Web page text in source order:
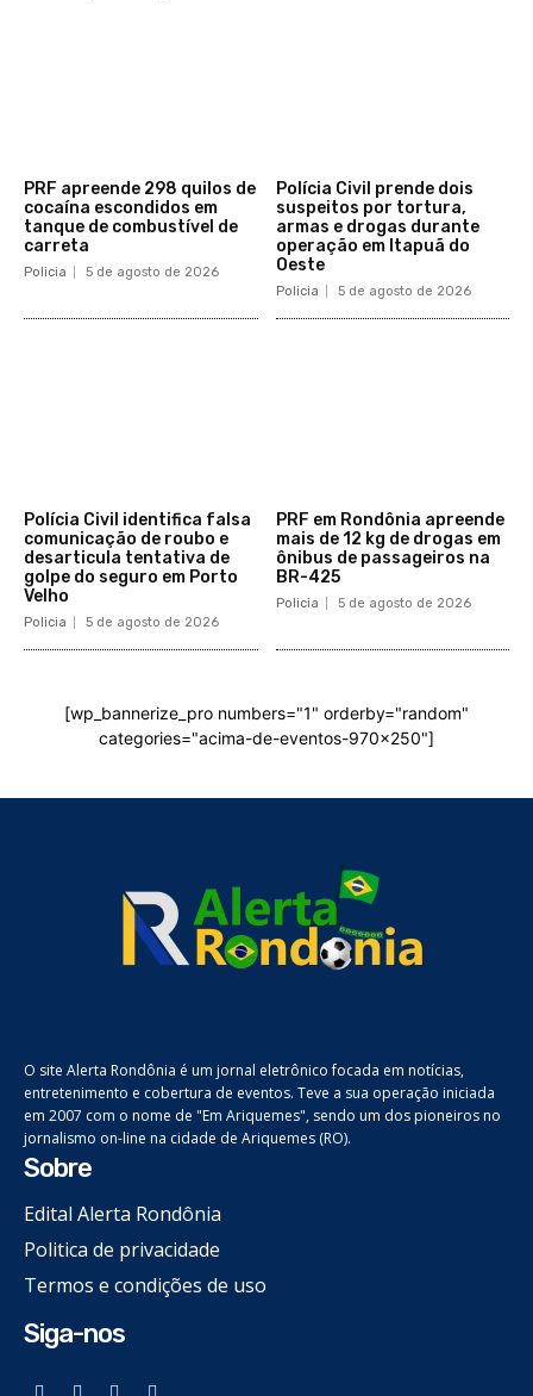
PRF apreende 298 quilos de
cocaína escondidos em
tanque de combustível de
carreta
Policia 5 de agosto de 2026
Polícia Civil prende dois
suspeitos por tortura,
armas e drogas durante
operação em Itapuã do
Oeste
Policia 5 de agosto de 2026
Polícia Civil identifica falsa
comunicação de roubo e
desarticula tentativa de
golpe do seguro em Porto
Velho
Policia 5 de agosto de 2026
PRF em Rondônia apreende
mais de 12 kg de drogas em
ônibus de passageiros na
BR-425
Policia 5 de agosto de 2026
[wp_bannerize_pro numbers="1" orderby="random"
categories="acima-de-eventos-970x250"]
O site Alerta Rondônia é um jornal eletrônico focada em notícias,
entretenimento e cobertura de eventos. Teve a sua operação iniciada
em 2007 com o nome de "Em Ariquemes", sendo um dos pioneiros no
jornalismo on-line na cidade de Ariquemes (RO).
Sobre
Edital Alerta Rondônia
Politica de privacidade
Termos e condições de uso
Siga-nos